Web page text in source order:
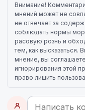
Внимание!
мнений может не
не отвечает за
соблюдать нормы
расовую рознь и
тем, как высказаться.
мнение, вы
игнорирования этой
право лишить